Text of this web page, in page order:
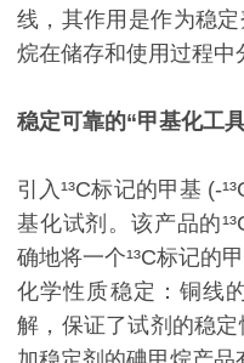
线，其作用是作为稳
烷在储存和使用过程中
稳定可靠的“甲基化工
引入¹³C标记的甲基 (-
基化试剂。该产品的
确地将一个¹³C标记的
化学性质稳定：铜线
解，保证了试剂的稳